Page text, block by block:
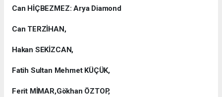
Can HİÇBEZMEZ: Arya Diamond
Can TERZİHAN,
Hakan SEKİZCAN,
Fatih Sultan Mehmet KÜÇÜK,
Ferit MİMAR,Gökhan ÖZTOP,